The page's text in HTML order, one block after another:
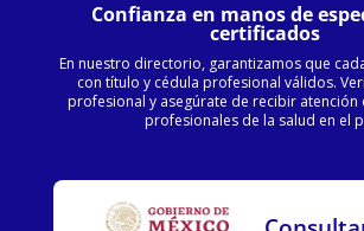
Confianza en manos de
certificados
En nuestro directorio, garantizamos que
con título y cédula profesional válidos.
profesional y asegúrate de recibir atención
profesionales de la salud en el